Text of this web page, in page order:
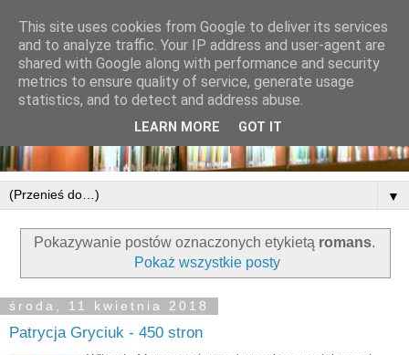
▼
Pokazywanie postów oznaczonych etykietą romans.
Pokaż wszystkie posty
środa, 11 kwietnia 2018
Patrycja Gryciuk - 450 stron
This site uses cookies from Google to deliver its services
and to analyze traffic. Your IP address and user-agent are
shared with Google along with performance and security
metrics to ensure quality of service, generate usage
statistics, and to detect and address abuse.
LEARN MORE GOT IT